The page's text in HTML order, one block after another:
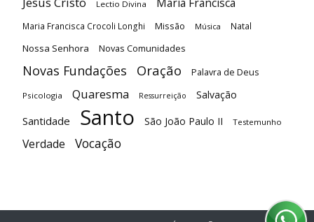
Lectio Divina
Maria Francisca Crocoli Longhi Missão Música Natal
Nossa Senhora Novas Comunidades
Novas Fundações Oração Palavra de Deus
Psicologia Quaresma Ressurreição Salvação
Santidade Santo São João Paulo II Testemunho
Verdade Vocação